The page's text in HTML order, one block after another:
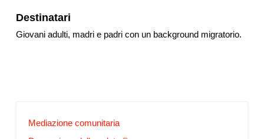
Destinatari
Giovani adulti, madri e padri con un background migratorio.
Mediazione comunitaria